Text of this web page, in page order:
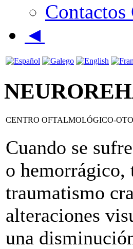
Contactos
◄
CENTRO OFTALMOLÓGICO-
Cuando se
o hemorrágico,
traumatismo
alteraciones
una